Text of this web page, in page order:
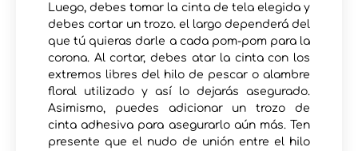
Luego, debes tomar la cinta de tela elegida y
debes cortar un trozo. el largo dependerá del
que tú quieras darle a cada pom-pom para la
corona. Al cortar, debes atar la cinta con los
extremos libres del hilo de pescar o alambre
floral utilizado y así lo dejarás asegurado.
Asimismo, puedes adicionar un trozo de
cinta adhesiva para asegurarlo aún más. Ten
presente que el nudo de unión entre el hilo